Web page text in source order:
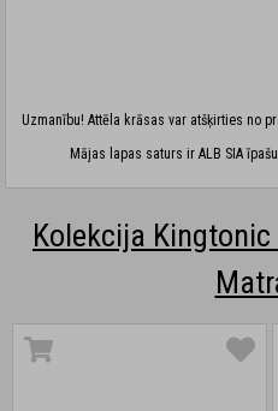
Uzmanību! Attēla krāsas var atšķirties no
Mājas lapas saturs ir ALB SIA
Kolekcija